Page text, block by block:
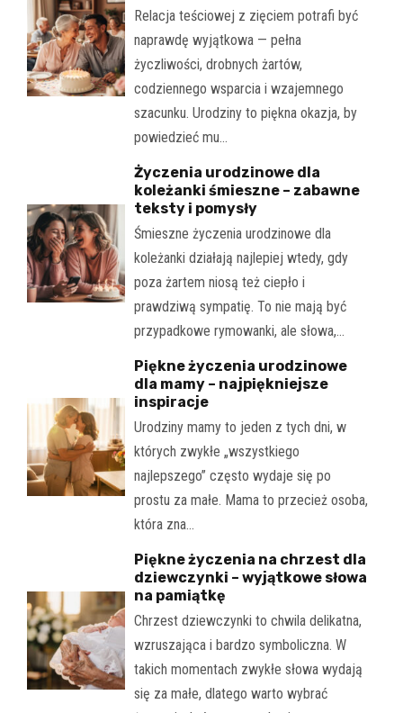
Relacja teściowej z zięciem potrafi być
naprawdę wyjątkowa — pełna
życzliwości, drobnych żartów,
codziennego wsparcia i wzajemnego
szacunku. Urodziny to piękna okazja, by
powiedzieć mu…
Życzenia urodzinowe dla
koleżanki śmieszne – zabawne
teksty i pomysły
Śmieszne życzenia urodzinowe dla
koleżanki działają najlepiej wtedy, gdy
poza żartem niosą też ciepło i
prawdziwą sympatię. To nie mają być
przypadkowe rymowanki, ale słowa,…
Piękne życzenia urodzinowe
dla mamy – najpiękniejsze
inspiracje
Urodziny mamy to jeden z tych dni, w
których zwykłe „wszystkiego
najlepszego” często wydaje się po
prostu za małe. Mama to przecież osoba,
która zna…
Piękne życzenia na chrzest dla
dziewczynki – wyjątkowe słowa
na pamiątkę
Chrzest dziewczynki to chwila delikatna,
wzruszająca i bardzo symboliczna. W
takich momentach zwykłe słowa wydają
się za małe, dlatego warto wybrać